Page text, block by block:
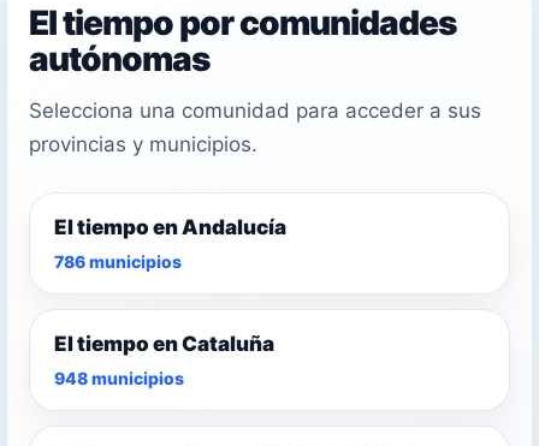
El tiempo por comunidades
autónomas
Selecciona una comunidad para acceder a sus
provincias y municipios.
El tiempo en Andalucía
786 municipios
El tiempo en Cataluña
948 municipios